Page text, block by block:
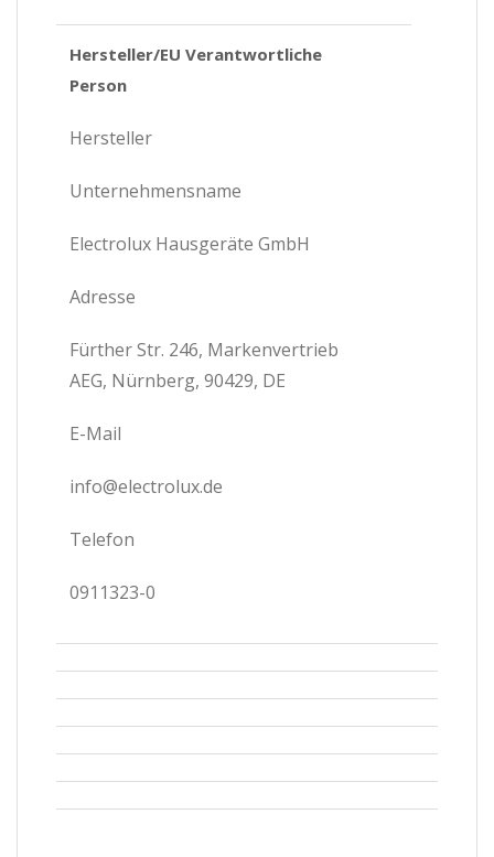
Hersteller/EU Verantwortliche
Person
Hersteller
Unternehmensname
Electrolux Hausgeräte GmbH
Adresse
Fürther Str. 246, Markenvertrieb
AEG, Nürnberg, 90429, DE
E-Mail
info@electrolux.de
Telefon
0911323-0